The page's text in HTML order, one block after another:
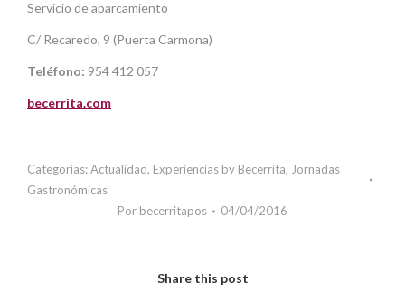
Servicio de aparcamiento
C/ Recaredo, 9 (Puerta Carmona)
Teléfono: 954 412 057
becerrita.com
Categorías:Actualidad, Experiencias by Becerrita, Jornadas
Gastronómicas
Por becerritapos 04/04/2016
Share this post